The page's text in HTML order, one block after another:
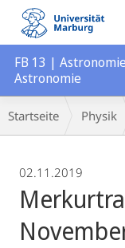
Mobile-
Navigation
FB 13 |
Astronomie
Breadcrumb-
Navigation
Startseite Physik
02.11.2019